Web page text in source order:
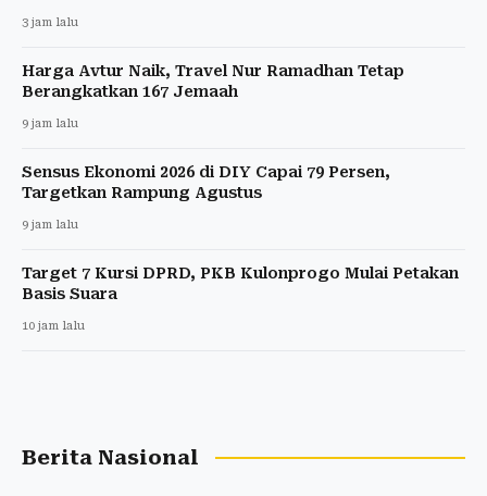
3 jam lalu
Harga Avtur Naik, Travel Nur Ramadhan Tetap
Berangkatkan 167 Jemaah
9 jam lalu
Sensus Ekonomi 2026 di DIY Capai 79 Persen,
Targetkan Rampung Agustus
9 jam lalu
Target 7 Kursi DPRD, PKB Kulonprogo Mulai Petakan
Basis Suara
10 jam lalu
Berita Nasional